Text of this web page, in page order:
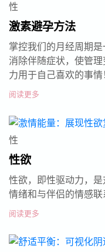
性
激素避孕方法
掌控我们的月经周期
消除伴随症状，使管
力用于自己喜欢的事情
阅读更多
性
性欲
性欲，即性驱动力，是
情绪和与伴侣的情感联
阅读更多